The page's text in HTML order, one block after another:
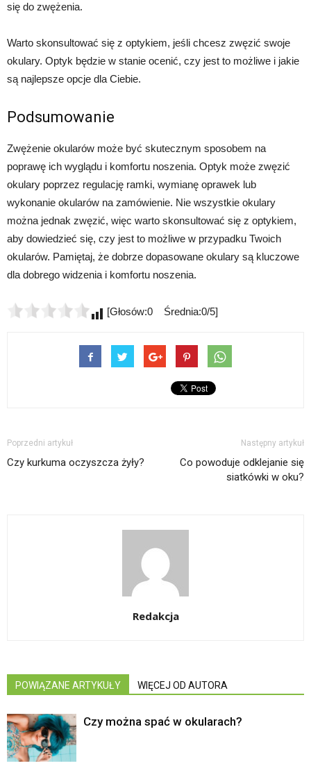
się do zwężenia.
Warto skonsultować się z optykiem, jeśli chcesz zwęzić swoje
okulary. Optyk będzie w stanie ocenić, czy jest to możliwe i jakie
są najlepsze opcje dla Ciebie.
Podsumowanie
Zwężenie okularów może być skutecznym sposobem na
poprawę ich wyglądu i komfortu noszenia. Optyk może zwęzić
okulary poprzez regulację ramki, wymianę oprawek lub
wykonanie okularów na zamówienie. Nie wszystkie okulary
można jednak zwęzić, więc warto skonsultować się z optykiem,
aby dowiedzieć się, czy jest to możliwe w przypadku Twoich
okularów. Pamiętaj, że dobrze dopasowane okulary są kluczowe
dla dobrego widzenia i komfortu noszenia.
[Głosów:0 Średnia:0/5]
Poprzedni artykuł
Czy kurkuma oczyszcza żyły?
Następny artykuł
Co powoduje odklejanie się
siatkówki w oku?
Redakcja
POWIĄZANE ARTYKUŁY WIĘCEJ OD AUTORA
Czy można spać w okularach?